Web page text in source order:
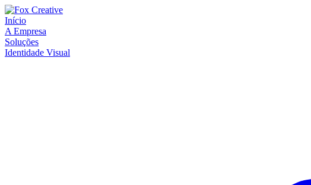
Início
A Empresa
Soluções
Identidade Visual